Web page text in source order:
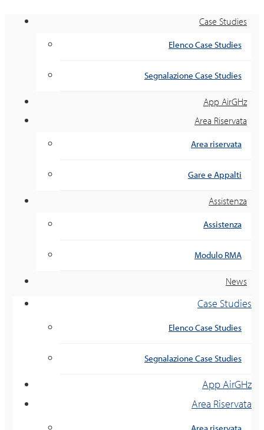
Case Studies
Elenco Case Studies
Segnalazione Case Studies
App AirGHz
Area Riservata
Area riservata
Gare e Appalti
Assistenza
Assistenza
Modulo RMA
News
Case Studies
Elenco Case Studies
Segnalazione Case Studies
App AirGHz
Area Riservata